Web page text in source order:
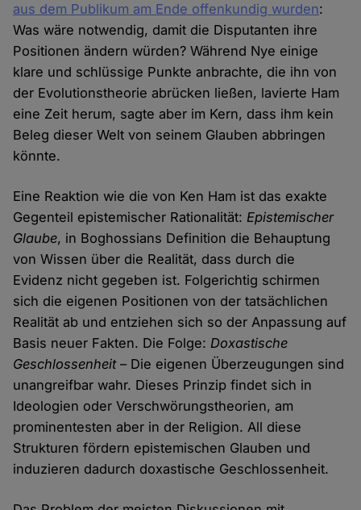
aus dem Publikum am Ende offenkundig wurden:
Was wäre notwendig, damit die Disputanten ihre
Positionen ändern würden? Während Nye einige
klare und schlüssige Punkte anbrachte, die ihn von
der Evolutionstheorie abrücken ließen, lavierte Ham
eine Zeit herum, sagte aber im Kern, dass ihm kein
Beleg dieser Welt von seinem Glauben abbringen
könnte.
Eine Reaktion wie die von Ken Ham ist das exakte
Gegenteil epistemischer Rationalität:Epistemischer
Glaube, in Boghossians Definition die Behauptung
von Wissen über die Realität, dass durch die
Evidenz nicht gegeben ist. Folgerichtig schirmen
sich die eigenen Positionen von der tatsächlichen
Realität ab und entziehen sich so der Anpassung auf
Basis neuer Fakten. Die Folge:Doxastische
Geschlossenheit– Die eigenen Überzeugungen sind
unangreifbar wahr. Dieses Prinzip findet sich in
Ideologien oder Verschwörungstheorien, am
prominentesten aber in der Religion. All diese
Strukturen fördern epistemischen Glauben und
induzieren dadurch doxastische Geschlossenheit.